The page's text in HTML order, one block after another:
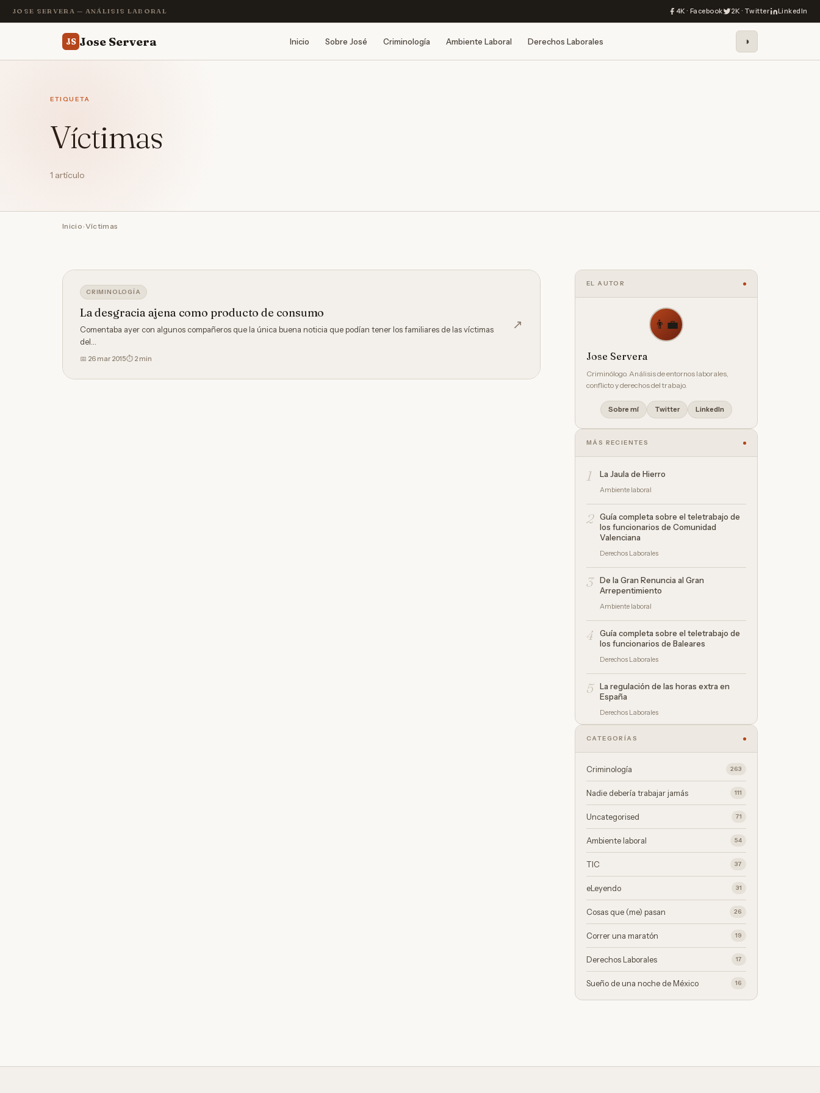
JOSE SERVERA — ANÁLISIS LABORAL 4K · Facebook 2K · Twitter LinkedIn
JS Jose Servera Inicio Sobre José Criminología Ambiente Laboral Derechos Laborales ◑
ETIQUETA
Víctimas
1 artículo
Inicio›Víctimas
CRIMINOLOGÍA
La desgracia ajena como producto de consumo
Comentaba ayer con algunos compañeros que la única buena noticia que podían tener los familiares de las víctimas
del…
📅 26 mar 2015⏱ 2 min
↗
EL AUTOR
👨‍💼
Jose Servera
Criminólogo. Análisis de entornos laborales,
conflicto y derechos del trabajo.
Sobre mí Twitter LinkedIn
MÁS RECIENTES
1 La Jaula de Hierro
Ambiente laboral
2
Guía completa sobre el teletrabajo de
los funcionarios de Comunidad
Valenciana
Derechos Laborales
3
De la Gran Renuncia al Gran
Arrepentimiento
Ambiente laboral
4
Guía completa sobre el teletrabajo de
los funcionarios de Baleares
Derechos Laborales
5
La regulación de las horas extra en
España
Derechos Laborales
CATEGORÍAS
Criminología 263
Nadie debería trabajar jamás 111
Uncategorised 71
Ambiente laboral 54
TIC 37
eLeyendo 31
Cosas que (me) pasan 26
Correr una maratón 19
Derechos Laborales 17
Sueño de una noche de México 16